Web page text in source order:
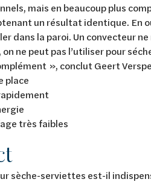
mais en beaucoup plus
un résultat identique. En
dans la paroi. Un convecteur
ne peut pas l’utiliser pour
», conclut Geert
place
très faibles
sèche-serviettes est-il